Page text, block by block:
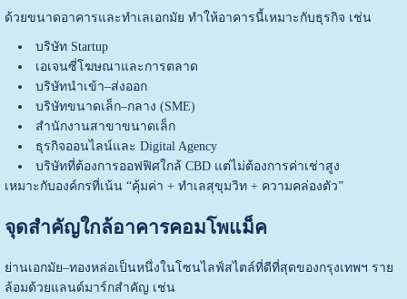
ด้วยขนาดอาคารและทำเลเอกมัย ทำให้อาคารนี้เหมาะกับธุรกิจ เช่น
บริษัท Startup
เอเจนซี่โฆษณาและการตลาด
บริษัทนำเข้า–ส่งออก
บริษัทขนาดเล็ก–กลาง (SME)
สำนักงานสาขาขนาดเล็ก
ธุรกิจออนไลน์และ Digital Agency
บริษัทที่ต้องการออฟฟิศใกล้ CBD แต่ไม่ต้องการค่าเช่าสูง
เหมาะกับองค์กรที่เน้น “คุ้มค่า + ทำเลสุขุมวิท + ความคล่องตัว”
จุดสำคัญใกล้อาคารคอมโพแม็ค
ย่านเอกมัย–ทองหล่อเป็นหนึ่งในโซนไลฟ์สไตล์ที่ดีที่สุดของกรุงเทพฯ ราย
ล้อมด้วยแลนด์มาร์กสำคัญ เช่น